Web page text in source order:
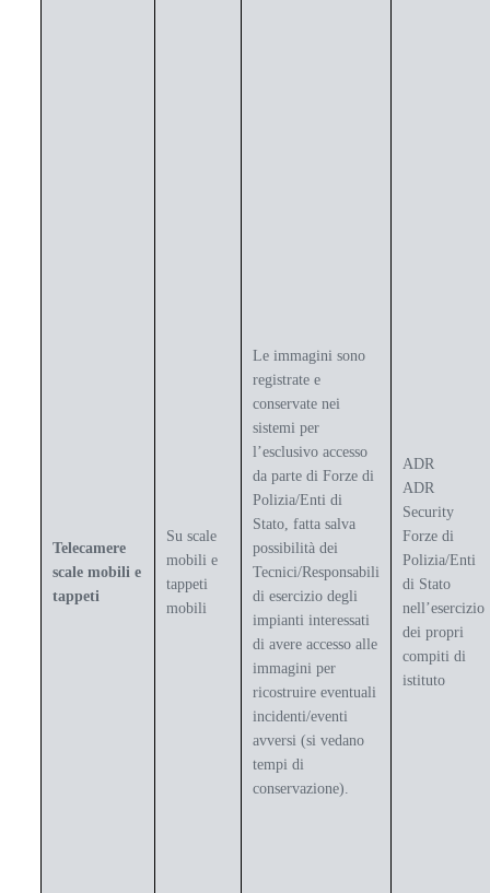
Telecamere
scale mobili e
tappeti
Su scale
mobili e
tappeti
mobili
Le immagini sono
registrate e
conservate nei
sistemi per
l’esclusivo accesso
da parte di Forze di
Polizia/Enti di
Stato, fatta salva
possibilità dei
Tecnici/Responsabili
di esercizio degli
impianti interessati
di avere accesso alle
immagini per
ricostruire eventuali
incidenti/eventi
avversi (si vedano
tempi di
conservazione).
ADR
ADR
Security
Forze di
Polizia/Enti
di Stato
nell’esercizio
dei propri
compiti di
istituto